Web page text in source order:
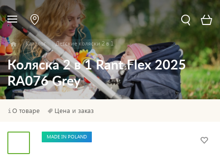
Каталог Детские коляски 2 в 1
Коляска 2 в 1 Rant Flex 2025
RA076 Grey
О товаре Цена и заказ
MADE IN POLAND